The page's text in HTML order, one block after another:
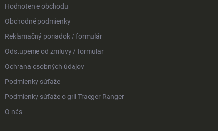
Hodnotenie obchodu
Obchodné podmienky
Reklamačný poriadok / formulár
Odstúpenie od zmluvy / formulár
Ochrana osobných údajov
Podmienky súťaže
Podmienky súťaže o gril Traeger Ranger
O nás